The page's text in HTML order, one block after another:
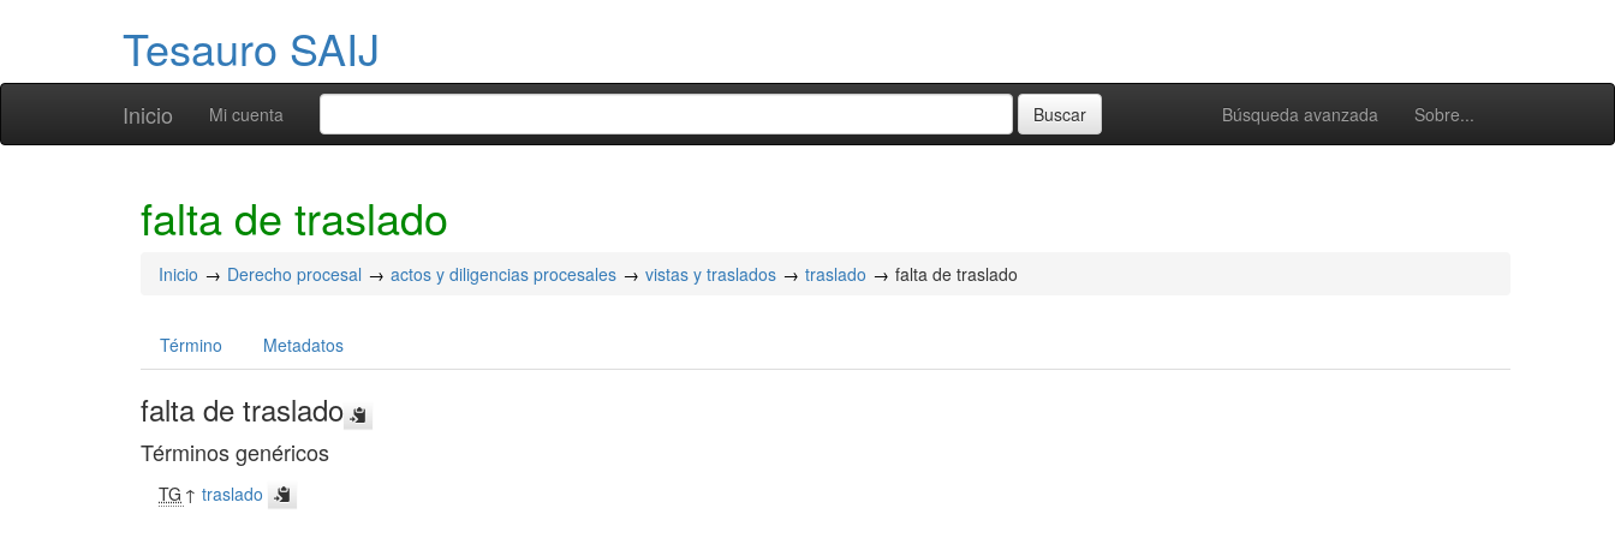
Tesauro SAIJ
Inicio Búsqueda avanzada Sobre...
Mi cuenta
falta de traslado
Inicio Derecho procesal actos y diligencias procesales vistas y traslados traslado falta de traslado
Término Metadatos
falta de traslado
Términos genéricos
TG ↑traslado